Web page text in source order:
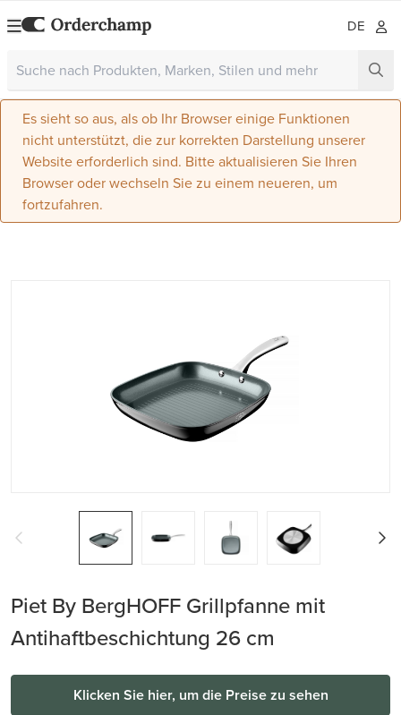
DE
Es sieht so aus, als ob Ihr Browser einige Funktionen
nicht unterstützt, die zur korrekten Darstellung unserer
Website erforderlich sind. Bitte aktualisieren Sie Ihren
Browser oder wechseln Sie zu einem neueren, um
fortzufahren.
Piet By BergHOFF Grillpfanne mit
Antihaftbeschichtung 26 cm
Klicken Sie hier, um die Preise zu sehen